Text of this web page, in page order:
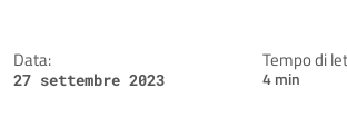
Data:
27 settembre 2023
Tempo di
4 min